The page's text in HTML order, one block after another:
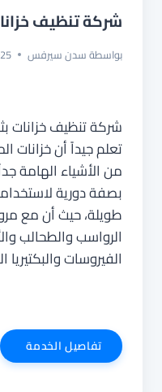
شركة تنظيف
بواسطةسدن سيرفس
شركة تنظيف خزانات
تعلم جيداً أن خزانات
من الأشياء الهامة
بصفة دورية
طويلة، حيث أن مع
الرواسب والطحالب
الفيروسات
تفاصيل الخدمةشركة
تنظيف